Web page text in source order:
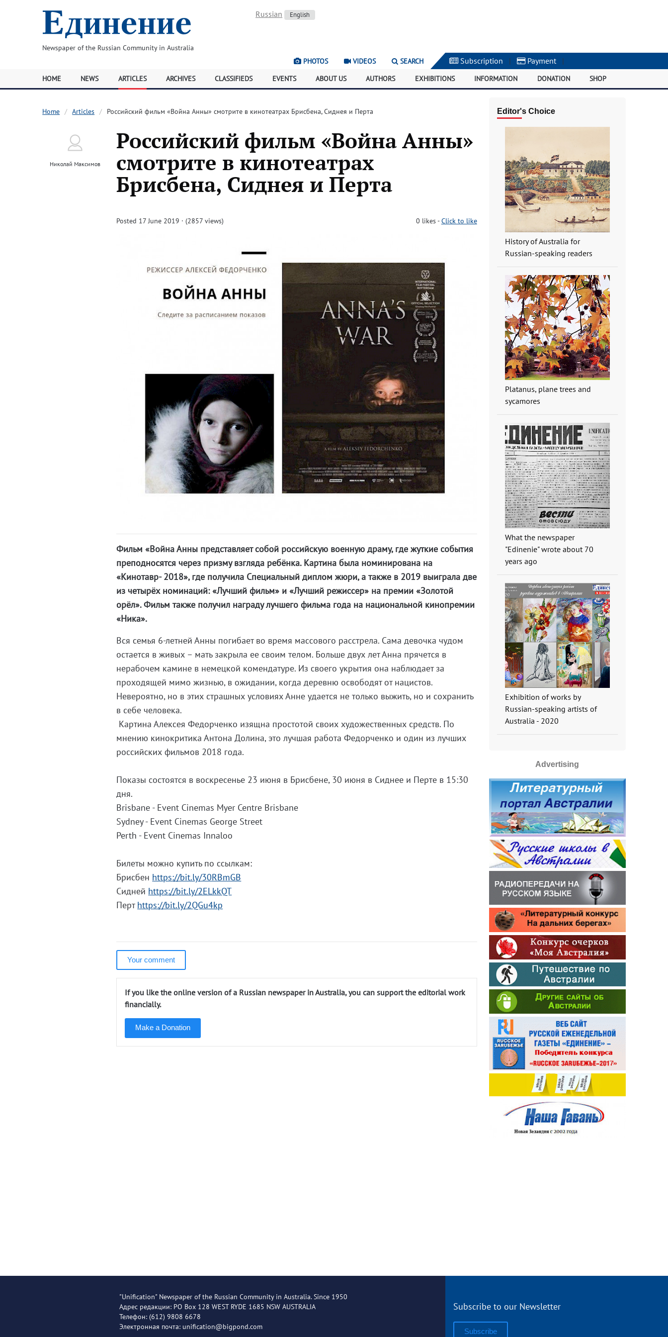
Newspaper of the Russian Community in Australia
Russian English
PHOTOS VIDEOS SEARCH Subscription | Payment |
HOME NEWS ARTICLES ARCHIVES CLASSIFIEDS EVENTS ABOUT US AUTHORS EXHIBITIONS INFORMATION DONATION SHOP
Home Articles Российский фильм «Война Анны» смотрите в кинотеатрах Брисбена, Сиднея и Перта
Николай Максимов
Российский фильм «Война Анны»
смотрите в кинотеатрах
Брисбена, Сиднея и Перта
Posted 17 June 2019 · (2857 views) 0 likes-Click to like
Фильм «Война Анны представляет собой российскую военную драму, где жуткие события
преподносятся через призму взгляда ребёнка. Картина была номинирована на
«Кинотавр- 2018», где получила Специальный диплом жюри, а также в 2019 выиграла две
из четырёх номинаций: «Лучший фильм» и «Лучший режиссер» на премии «Золотой
орёл». Фильм также получил награду лучшего фильма года на национальной кинопремии
«Ника».
Вся семья 6-летней Анны погибает во время массового расстрела. Сама девочка чудом
остается в живых – мать закрыла ее своим телом. Больше двух лет Анна прячется в
нерабочем камине в немецкой комендатуре. Из своего укрытия она наблюдает за
проходящей мимо жизнью, в ожидании, когда деревню освободят от нацистов.
Невероятно, но в этих страшных условиях Анне удается не только выжить, но и сохранить
в себе человека.
Картина Алексея Федорченко изящна простотой своих художественных средств. По
мнению кинокритика Антона Долина, это лучшая работа Федорченко и один из лучших
российских фильмов 2018 года.
Показы состоятся в воскресенье 23 июня в Брисбене, 30 июня в Сиднее и Перте в 15:30
дня.
Brisbane - Event Cinemas Myer Centre Brisbane
Sydney - Event Cinemas George Street
Perth - Event Cinemas Innaloo
Билеты можно купить по ссылкам:
Брисбен https://bit.ly/30RBmGB
Сидней https://bit.ly/2ELkkQT
Пертhttps://bit.ly/2QGu4kp
Your comment
If you like the online version of a Russian newspaper in Australia, you can support the editorial work
financially.
Make a Donation
Editor's Choice
History of Australia for
Russian-speaking readers
Platanus, plane trees and
sycamores
What the newspaper
"Edinenie" wrote about 70
years ago
Exhibition of works by
Russian-speaking artists of
Australia - 2020
Advertising
"Unification" Newspaper of the Russian Community in Australia. Since 1950
Адрес редакции: PO Box 128 WEST RYDE 1685 NSW AUSTRALIA
Телефон: (612) 9808 6678
Электронная почта: unification@bigpond.com
Subscribe to our Newsletter
Subscribe